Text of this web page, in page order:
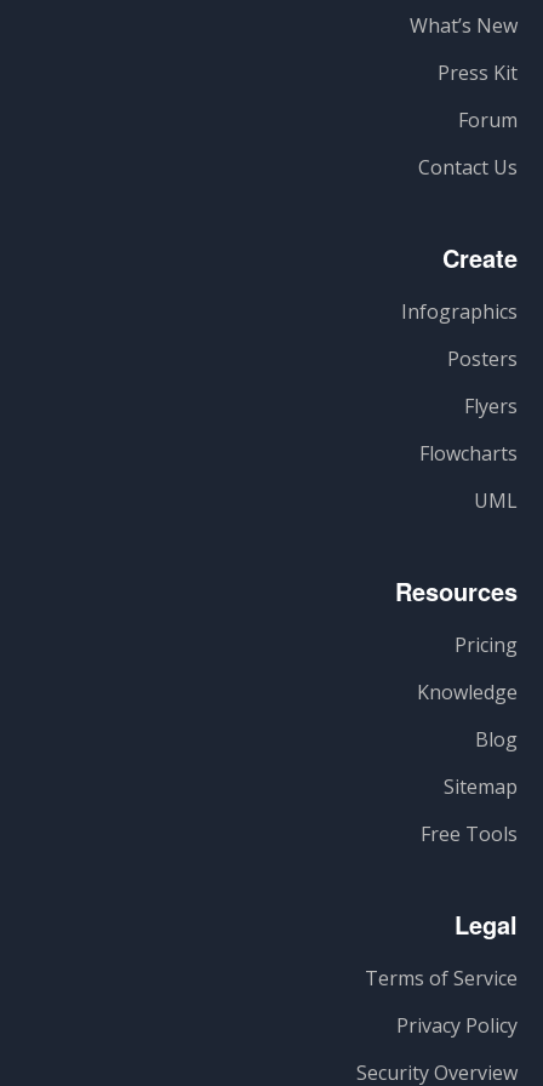
What’s New
Press Kit
Forum
Contact Us
Create
Infographics
Posters
Flyers
Flowcharts
UML
Resources
Pricing
Knowledge
Blog
Sitemap
Free Tools
Legal
Terms of Service
Privacy Policy
Security Overview